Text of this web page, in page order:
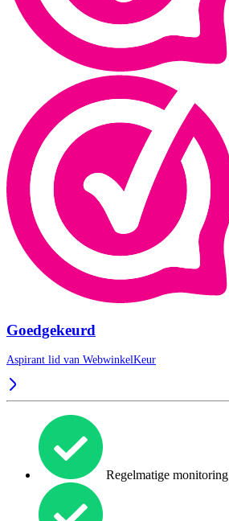
Goedgekeurd
Aspirant lid van WebwinkelKeur
Regelmatige monitoring